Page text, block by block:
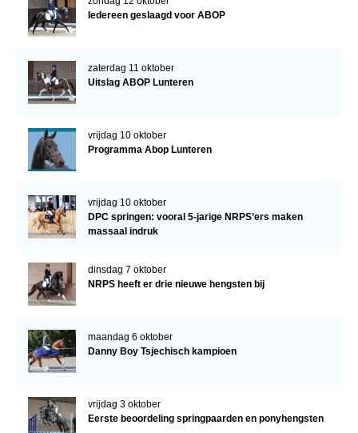
Iedereen geslaagd voor ABOP
zaterdag 11 oktober
Uitslag ABOP Lunteren
vrijdag 10 oktober
Programma Abop Lunteren
vrijdag 10 oktober
DPC springen: vooral 5-jarige NRPS’ers maken
massaal indruk
dinsdag 7 oktober
NRPS heeft er drie nieuwe hengsten bij
maandag 6 oktober
Danny Boy Tsjechisch kampioen
vrijdag 3 oktober
Eerste beoordeling springpaarden en ponyhengsten